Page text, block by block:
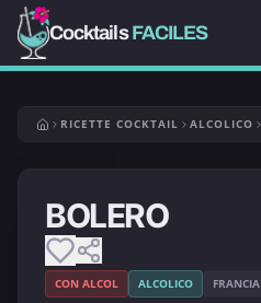
CocktailsFACILES
RICETTE COCKTAIL ALCOLICO
BOLERO
CON ALCOL ALCOLICO FRANCIA